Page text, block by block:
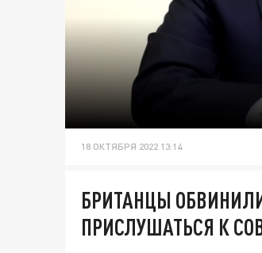
18 ОКТЯБРЯ 2022 13:14
БРИТАНЦЫ
ПРИСЛУШАТЬСЯ К